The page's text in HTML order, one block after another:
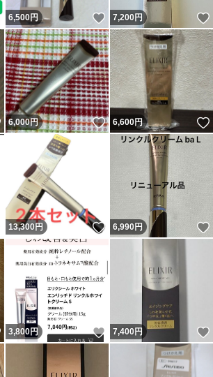
いいね！
6,500円 いいね！
7,200円
いいね！
6,000円 いいね！
6,600円
いいね！
13,300 円 いいね！
6,990円
いいね！
3,800円 いいね！
7,400円